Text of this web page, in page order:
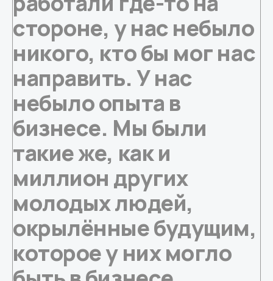
стороне, у нас небыло
никого, кто бы мог нас
направить. У нас
небыло опыта в
бизнесе. Мы были
такие же, как и
миллион других
молодых людей,
окрылённые будущим,
которое у них могло